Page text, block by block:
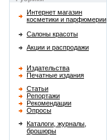
Интернет магазин
косметики и парфюмерии
Салоны красоты
Акции и распродажи
Издательства
Печатные издания
Статьи
Репортажи
Рекомендации
Опросы
Каталоги, журналы,
брошюры